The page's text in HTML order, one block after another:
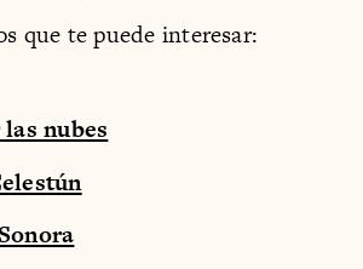
que te puede interesar:
nubes